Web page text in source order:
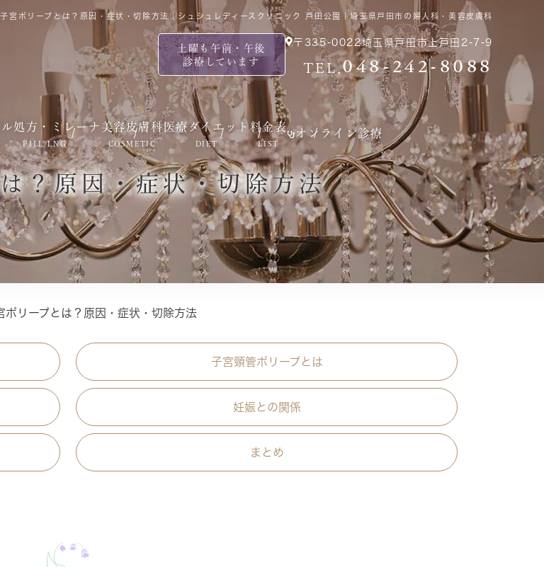
子宮ポリープとは？原因・症状・切除方法｜シュシュレディースクリニック 戸田公園｜埼玉県戸田市の婦人科・美容皮膚科
土曜も午前・午後
診療しています
〒335-0022埼玉県戸田市上戸田2-7-9
TEL,048-242-8088
ル処方・ミレーナ
PILL/LNG
美容皮膚科
COSMETIC
医療ダイエット
DIET
料金表
LIST
オンライン診療
？原因・症状・切除方法
ポリープとは？原因・症状・切除方法
子宮頸管ポリープとは
妊娠との関係
まとめ